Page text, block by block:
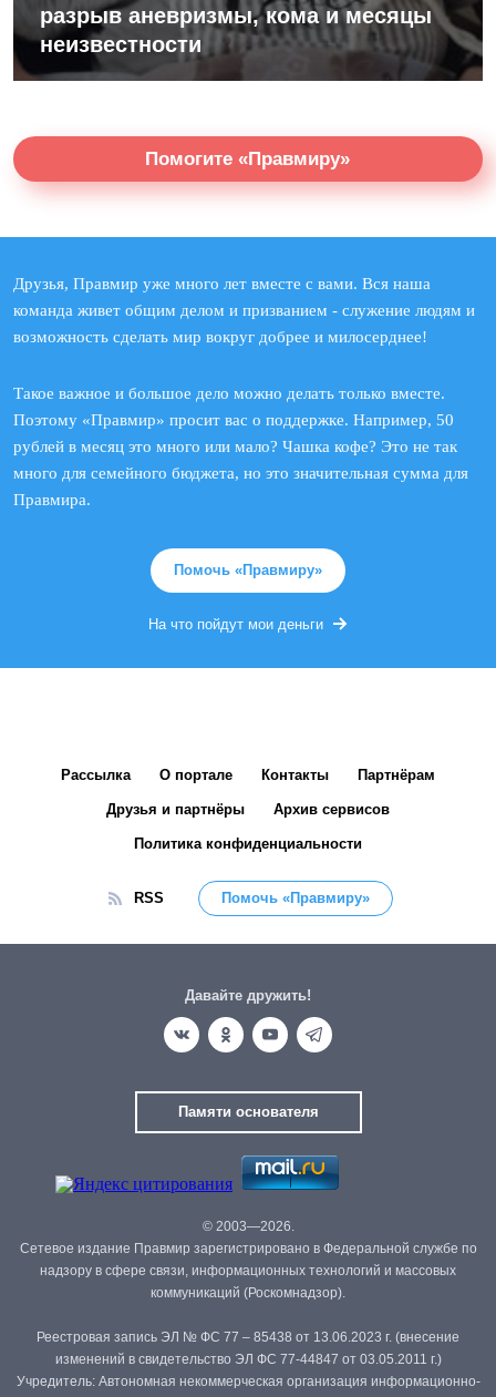
разрыв аневризмы, кома и месяцы
неизвестности
Помогите «Правмиру»
Друзья, Правмир уже много лет вместе с вами. Вся наша
команда живет общим делом и призванием - служение людям и
возможность сделать мир вокруг добрее и милосерднее!
Такое важное и большое дело можно делать только вместе.
Поэтому «Правмир» просит вас о поддержке. Например, 50
рублей в месяц это много или мало? Чашка кофе? Это не так
много для семейного бюджета, но это значительная сумма для
Правмира.
Помочь «Правмиру»
На что пойдут мои деньги
Рассылка О портале Контакты Партнёрам
Друзья и партнёры Архив сервисов
Политика конфиденциальности
RSS Помочь «Правмиру»
Давайте дружить!
Памяти основателя
© 2003—2026.
Сетевое издание Правмир зарегистрировано в Федеральной службе по
надзору в сфере связи, информационных технологий и массовых
коммуникаций (Роскомнадзор).
Реестровая запись ЭЛ № ФС 77 – 85438 от 13.06.2023 г. (внесение
изменений в свидетельство ЭЛ ФС 77-44847 от 03.05.2011 г.)
Учредитель: Автономная некоммерческая организация информационно-